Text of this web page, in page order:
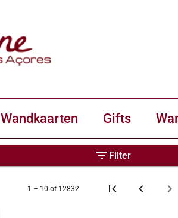
Wandkaarten Gifts
filter_list Filter
1 – 10 of 12832